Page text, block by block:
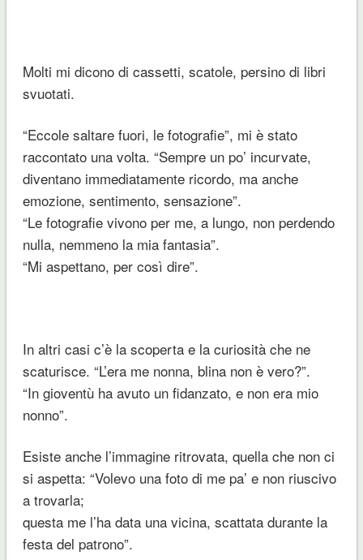
Molti mi dicono di cassetti, scatole, persino di libri
svuotati.
“Eccole saltare fuori, le fotografie”, mi è stato
raccontato una volta. “Sempre un po’ incurvate,
diventano immediatamente ricordo, ma anche
emozione, sentimento, sensazione”.
“Le fotografie vivono per me, a lungo, non perdendo
nulla, nemmeno la mia fantasia”.
“Mi aspettano, per così dire”.
In altri casi c’è la scoperta e la curiosità che ne
scaturisce. “L’era me nonna, blina non è vero?”.
“In gioventù ha avuto un fidanzato, e non era mio
nonno”.
Esiste anche l’immagine ritrovata, quella che non ci
si aspetta: “Volevo una foto di me pa’ e non riuscivo
a trovarla;
questa me l’ha data una vicina, scattata durante la
festa del patrono”.